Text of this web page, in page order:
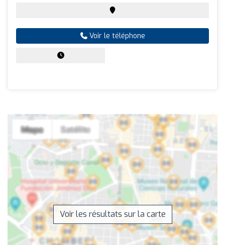
Voir le téléphone
Voir les résultats sur la carte